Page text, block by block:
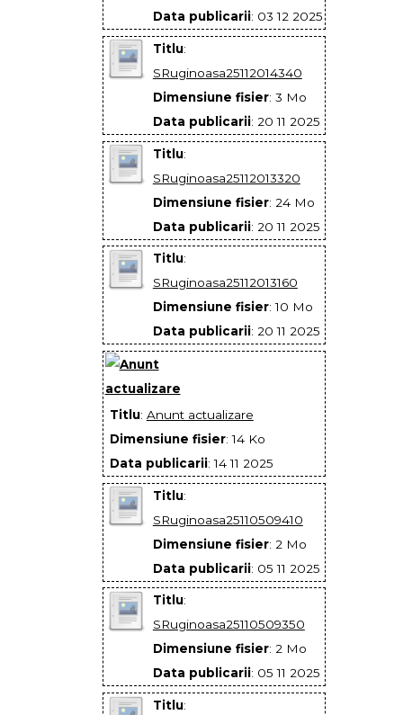
Data publicarii: 03 12 2025
Titlu:
SRuginoasa25112014340
Dimensiune fisier: 3 Mo
Data publicarii: 20 11 2025
Titlu:
SRuginoasa25112013320
Dimensiune fisier: 24 Mo
Data publicarii: 20 11 2025
Titlu:
SRuginoasa25112013160
Dimensiune fisier: 10 Mo
Data publicarii: 20 11 2025
Titlu: Anunt actualizare
Dimensiune fisier: 14 Ko
Data publicarii: 14 11 2025
Titlu:
SRuginoasa25110509410
Dimensiune fisier: 2 Mo
Data publicarii: 05 11 2025
Titlu:
SRuginoasa25110509350
Dimensiune fisier: 2 Mo
Data publicarii: 05 11 2025
Titlu: